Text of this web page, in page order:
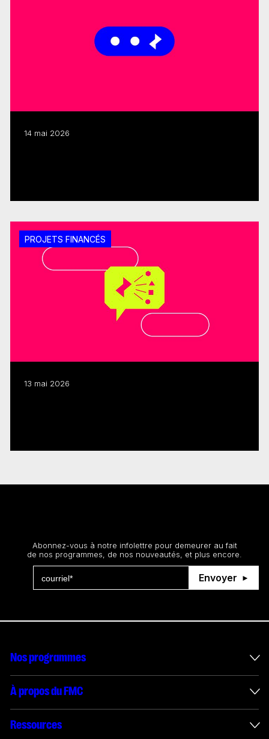
14 mai 2026
PROJETS FINANCÉS
13 mai 2026
Abonnez-vous à notre infolettre pour demeurer au fait
de nos programmes, de nos nouveautés, et plus encore.
Envoyer
Nos programmes
Mesures incitatives internationales
Administration des enveloppes
À propos du FMC
À propos du FMC
Ressources